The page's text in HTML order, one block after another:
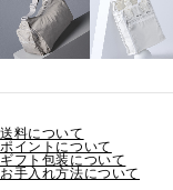
送料について
ポイントについて
ギフト包装について
お手入れ方法について